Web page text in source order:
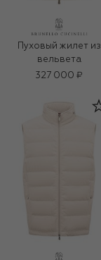
Пуховый жилет из
вельвета
327 000 ₽